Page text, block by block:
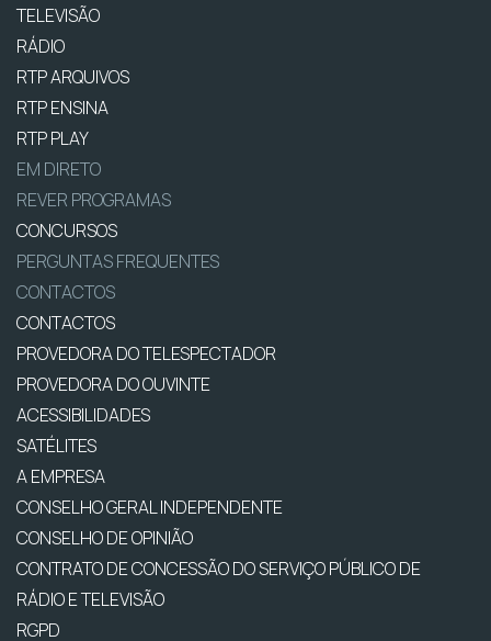
TELEVISÃO
RÁDIO
RTP ARQUIVOS
RTP ENSINA
RTP PLAY
EM DIRETO
REVER PROGRAMAS
CONCURSOS
PERGUNTAS FREQUENTES
CONTACTOS
CONTACTOS
PROVEDORA DO TELESPECTADOR
PROVEDORA DO OUVINTE
ACESSIBILIDADES
SATÉLITES
A EMPRESA
CONSELHO GERAL INDEPENDENTE
CONSELHO DE OPINIÃO
CONTRATO DE CONCESSÃO DO SERVIÇO PÚBLICO DE
RÁDIO E TELEVISÃO
RGPD